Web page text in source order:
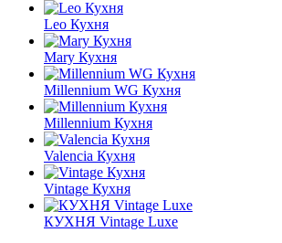
Leo Кухня
Mary Кухня
Millennium WG Кухня
Millennium Кухня
Valencia Кухня
Vintage Кухня
КУХНЯ Vintage Luxe